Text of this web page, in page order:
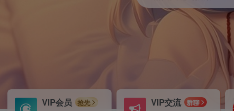
VIP会员 抢先 VIP交流 群聊